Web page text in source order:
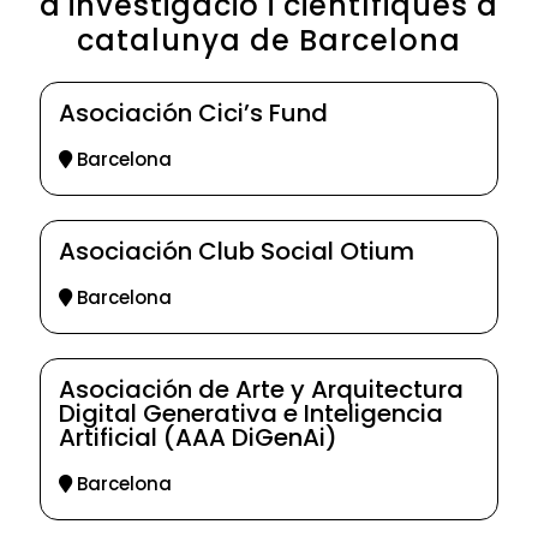
catalunya de Barcelona
Asociación Cici’s Fund
Barcelona
Asociación Club Social Otium
Barcelona
Asociación de Arte y Arquitectura
Digital Generativa e Inteligencia
Artificial (AAA DiGenAi)
Barcelona